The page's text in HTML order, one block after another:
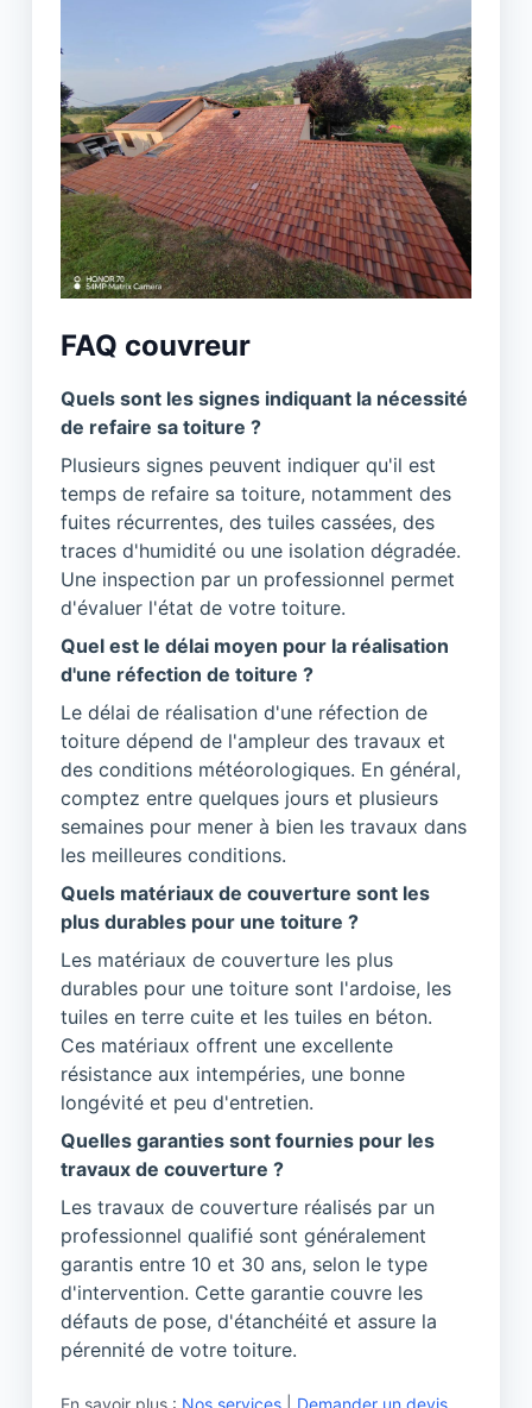
FAQ couvreur
Quels sont les signes indiquant la nécessité
de refaire sa toiture ?
Plusieurs signes peuvent indiquer qu'il est
temps de refaire sa toiture, notamment des
fuites récurrentes, des tuiles cassées, des
traces d'humidité ou une isolation dégradée.
Une inspection par un professionnel permet
d'évaluer l'état de votre toiture.
Quel est le délai moyen pour la réalisation
d'une réfection de toiture ?
Le délai de réalisation d'une réfection de
toiture dépend de l'ampleur des travaux et
des conditions météorologiques. En général,
comptez entre quelques jours et plusieurs
semaines pour mener à bien les travaux dans
les meilleures conditions.
Quels matériaux de couverture sont les
plus durables pour une toiture ?
Les matériaux de couverture les plus
durables pour une toiture sont l'ardoise, les
tuiles en terre cuite et les tuiles en béton.
Ces matériaux offrent une excellente
résistance aux intempéries, une bonne
longévité et peu d'entretien.
Quelles garanties sont fournies pour les
travaux de couverture ?
Les travaux de couverture réalisés par un
professionnel qualifié sont généralement
garantis entre 10 et 30 ans, selon le type
d'intervention. Cette garantie couvre les
défauts de pose, d'étanchéité et assure la
pérennité de votre toiture.
En savoir plus : Nos services Demander un devis